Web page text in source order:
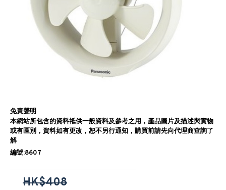
免責聲明
本網站所包含的資料祗供一般資料及參考之用，產品圖片及描述與實物
或有區別，資料如有更改，恕不另行通知，購買前請先向代理商查詢了
解
編號:8607
HK$408